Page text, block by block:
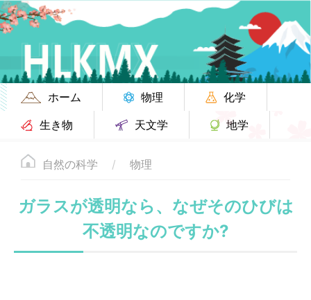
ホーム 物理
化学
生き物
天文学 地学
自然の科学 物理
ガラスが透明なら、なぜそのひびは
不透明なのですか?